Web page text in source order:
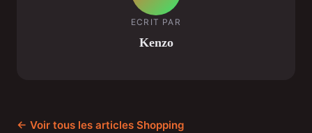
ECRIT PAR
Kenzo
← Voir tous les articles Shopping